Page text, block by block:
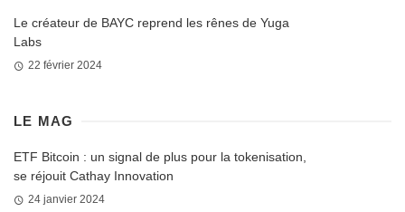
Le créateur de BAYC reprend les rênes de Yuga
Labs
22 février 2024
LE MAG
ETF Bitcoin : un signal de plus pour la tokenisation,
se réjouit Cathay Innovation
24 janvier 2024